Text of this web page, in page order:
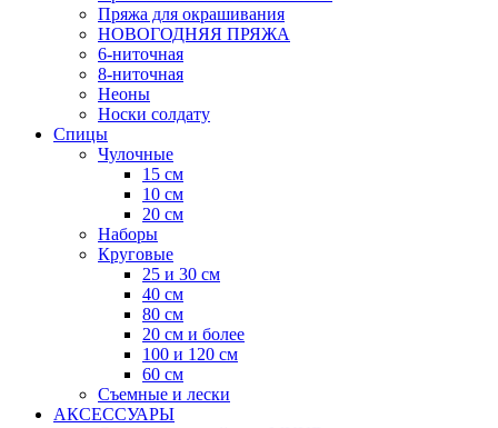
Пряжа для окрашивания
НОВОГОДНЯЯ ПРЯЖА
6-ниточная
8-ниточная
Неоны
Носки солдату
Спицы
Чулочные
15 см
10 см
20 см
Наборы
Круговые
25 и 30 см
40 см
80 см
20 см и более
100 и 120 см
60 см
Съемные и лески
АКСЕССУАРЫ